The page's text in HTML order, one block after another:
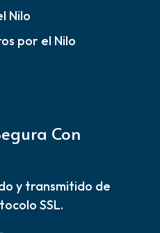
Nilo
por el Nilo
Con
y transmitido de
SSL.